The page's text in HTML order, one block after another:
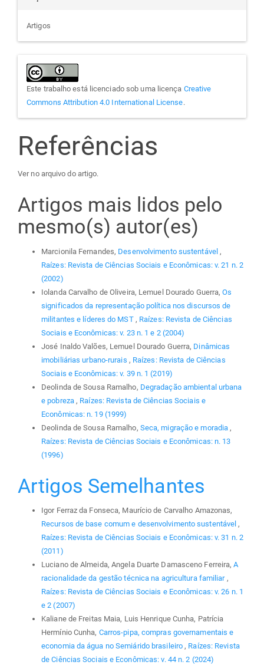
Artigos
Este trabalho está licenciado sob uma licença Creative
Commons Attribution 4.0 International License.
Referências
Ver no arquivo do artigo.
Artigos mais lidos pelo
mesmo(s) autor(es)
Marcionila Fernandes, Desenvolvimento sustentável ,
Raízes: Revista de Ciências Sociais e Econômicas: v. 21 n. 2
(2002)
Iolanda Carvalho de Oliveira, Lemuel Dourado Guerra,Os
significados da representação política nos discursos de
militantes e líderes do MST , Raízes: Revista de Ciências
Sociais e Econômicas: v. 23 n. 1 e 2 (2004)
José Inaldo Valões, Lemuel Dourado Guerra, Dinâmicas
imobiliárias urbano-rurais , Raízes: Revista de Ciências
Sociais e Econômicas: v. 39 n. 1 (2019)
Deolinda de Sousa Ramalho, Degradação ambiental urbana
e pobreza , Raízes: Revista de Ciências Sociais e
Econômicas: n. 19 (1999)
Deolinda de Sousa Ramalho, Seca, migração e moradia ,
Raízes: Revista de Ciências Sociais e Econômicas: n. 13
(1996)
Artigos Semelhantes
Igor Ferraz da Fonseca, Maurício de Carvalho Amazonas,
Recursos de base comum e desenvolvimento sustentável,
Raízes: Revista de Ciências Sociais e Econômicas: v. 31 n. 2
(2011)
Luciano de Almeida, Angela Duarte Damasceno Ferreira,A
racionalidade da gestão técnica na agricultura familiar ,
Raízes: Revista de Ciências Sociais e Econômicas: v. 26 n. 1
e 2 (2007)
Kaliane de Freitas Maia, Luis Henrique Cunha, Patrícia
Hermínio Cunha, Carros-pipa, compras governamentais e
economia da água no Semiárido brasileiro, Raízes: Revista
de Ciências Sociais e Econômicas: v. 44 n. 2 (2024)